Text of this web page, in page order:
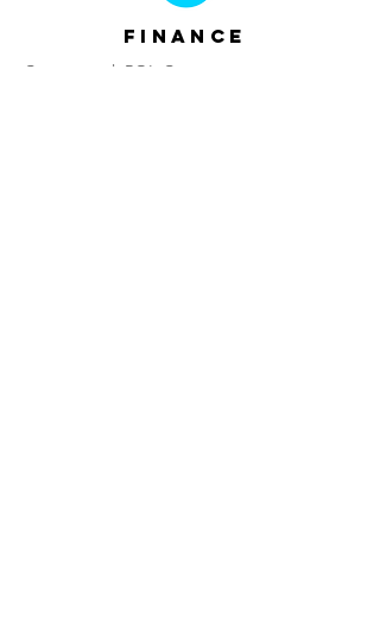
Finance
Cost control, ROI, Corporate